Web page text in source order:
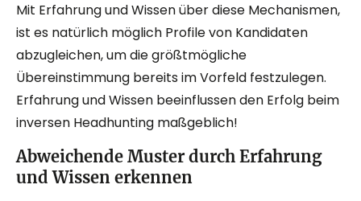
Mit Erfahrung und Wissen über diese Mechanismen,
ist es natürlich möglich Profile von Kandidaten
abzugleichen, um die größtmögliche
Übereinstimmung bereits im Vorfeld festzulegen.
Erfahrung und Wissen beeinflussen den Erfolg beim
inversen Headhunting maßgeblich!
Abweichende Muster durch Erfahrung
und Wissen erkennen